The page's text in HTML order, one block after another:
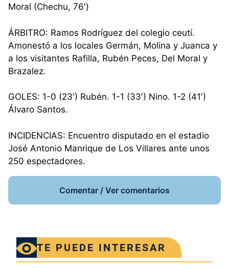
Moral (Chechu, 76′)
ÁRBITRO: Ramos Rodríguez del colegio ceutí.
Amonestó a los locales Germán, Molina y Juanca y
a los visitantes Rafilla, Rubén Peces, Del Moral y
Brazalez.
GOLES: 1-0 (23′) Rubén. 1-1 (33′) Nino. 1-2 (41′)
Álvaro Santos.
INCIDENCIAS: Encuentro disputado en el estadio
José Antonio Manrique de Los Villares ante unos
250 espectadores.
Comentar / Ver comentarios
TE PUEDE INTERESAR